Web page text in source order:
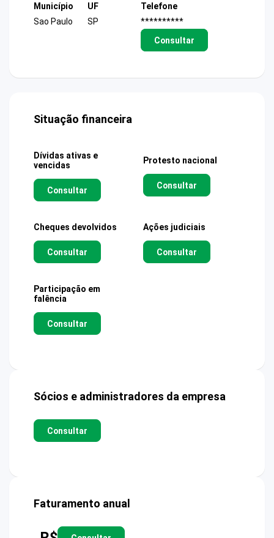
Município
Sao Paulo
UF
SP
Telefone
**********
Consultar
Situação financeira
Dívidas ativas e
vencidas
Consultar
Protesto nacional
Consultar
Cheques devolvidos
Consultar
Ações judiciais
Consultar
Participação em
falência
Consultar
Sócios e administradores da empresa
Consultar
Faturamento anual